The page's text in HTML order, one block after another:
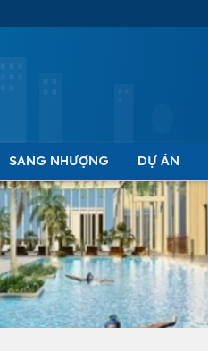
SANG NHƯỢNG DỰ ÁN